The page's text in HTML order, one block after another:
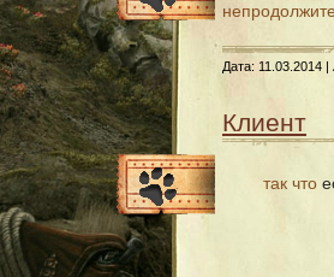
Дата: 11.03.2014 |
Клиент
так что